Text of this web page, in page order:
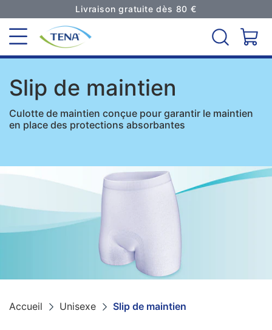
Livraison gratuite dès 80 €
Slip de maintien
Culotte de maintien conçue pour garantir le maintien
en place des protections absorbantes
Accueil Unisexe Slip de maintien